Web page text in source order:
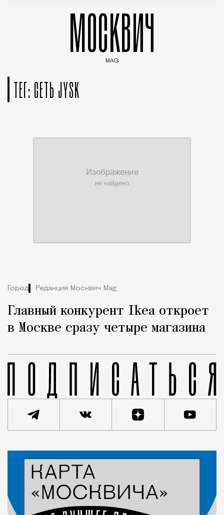
МОСКВИЧ
MAG
ТЕГ: СЕТЬ JYSK
Город Редакция Москвич Mag
Главный конкурент Ikea откроет
в Москве сразу четыре магазина